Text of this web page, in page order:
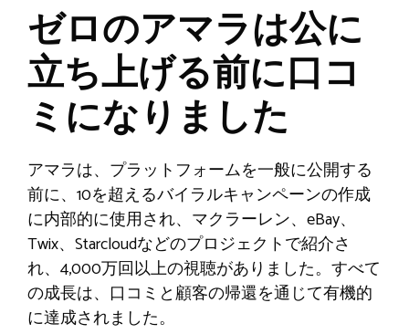
ゼロのアマラは公に
立ち上げる前に口コ
ミになりました
アマラは、プラットフォームを一般に公開する
前に、10を超えるバイラルキャンペーンの作成
に内部的に使用され、マクラーレン、eBay、
Twix、Starcloudなどのプロジェクトで紹介さ
れ、4,000万回以上の視聴がありました。すべて
の成長は、口コミと顧客の帰還を通じて有機的
に達成されました。